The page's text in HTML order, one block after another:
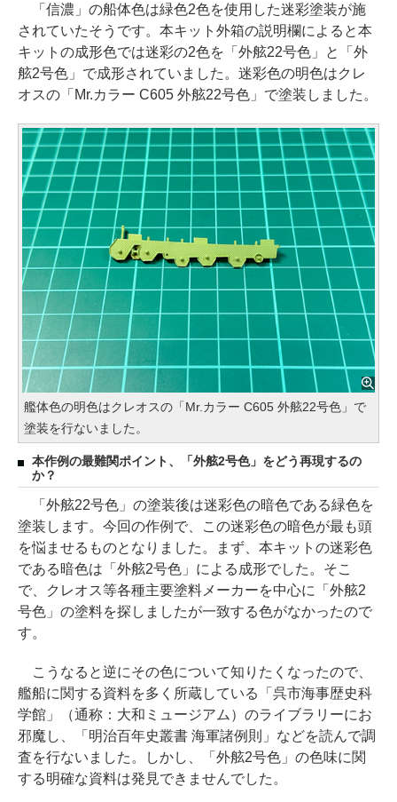
「信濃」の船体色は緑色2色を使用した迷彩塗装が施
されていたそうです。本キット外箱の説明欄によると本
キットの成形色では迷彩の2色を「外舷22号色」と「外
舷2号色」で成形されていました。迷彩色の明色はクレ
オスの「Mr.カラー C605 外舷22号色」で塗装しました。
艦体色の明色はクレオスの「Mr.カラー C605 外舷22号色」で
塗装を行ないました。
本作例の最難関ポイント、「外舷2号色」をどう再現するの
か？
「外舷22号色」の塗装後は迷彩色の暗色である緑色を
塗装します。今回の作例で、この迷彩色の暗色が最も頭
を悩ませるものとなりました。まず、本キットの迷彩色
である暗色は「外舷2号色」による成形でした。そこ
で、クレオス等各種主要塗料メーカーを中心に「外舷2
号色」の塗料を探しましたが一致する色がなかったので
す。
こうなると逆にその色について知りたくなったので、
艦船に関する資料を多く所蔵している「呉市海事歴史科
学館」（通称：大和ミュージアム）のライブラリーにお
邪魔し、「明治百年史叢書 海軍諸例則」などを読んで調
査を行ないました。しかし、「外舷2号色」の色味に関
する明確な資料は発見できませんでした。